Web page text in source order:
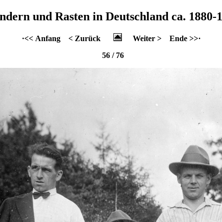
und Rasten in Deutschland ca. 1880-
·<< Anfang < Zurück Weiter >
Ende >>·
56 / 76